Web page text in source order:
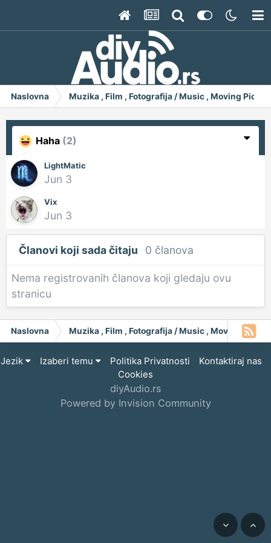
Naslovna Muzika , Film , Fotografija / Music , Moving
Haha (2)
LightMatic
Jun 3
Vix
Jun 3
Članovi koji sada čitaju 0 članova
Nema registrovanih članova koji gledaju ovu
stranicu
Naslovna Muzika , Film , Fotografija / Music , Moving
Jezik Izaberi temu Politika Privatnosti
Kontaktiraj nas
Cookies
diyAudio.rs
Powered by Invision Community